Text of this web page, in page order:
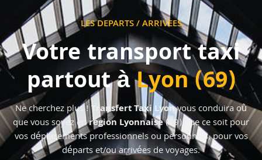
LES DEPARTS / ARRIVEES
Votre transport taxi
partout àLyon (69)
Ne cherchez plus !Transfert TaxiLyonvous conduira où
que vous soyez enrégion Lyonnaise(69) que ce soit pour
vos déplacements professionnels ou personnels, pour vos
départs et/ou arrivées de voyages.